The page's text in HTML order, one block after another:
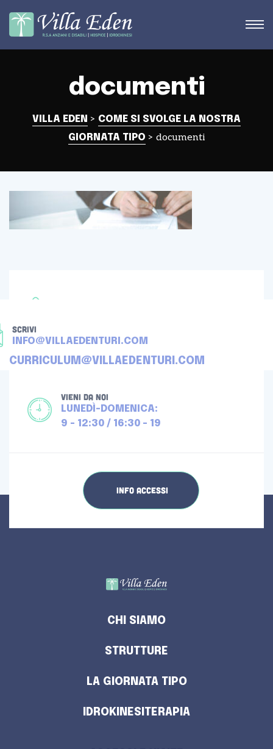
documenti
VILLA EDEN > COME SI SVOLGE LA NOSTRA
GIORNATA TIPO > documenti
SCRIVI
INFO@VILLAEDENTURI.COM
CURRICULUM@VILLAEDENTURI.COM
VIENI DA NOI
LUNEDÌ-DOMENICA:
9 - 12:30 / 16:30 - 19
INFO ACCESSI
CHI SIAMO
STRUTTURE
LA GIORNATA TIPO
IDROKINESITERAPIA